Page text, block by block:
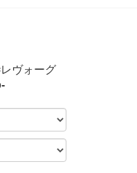
ヴォーグ